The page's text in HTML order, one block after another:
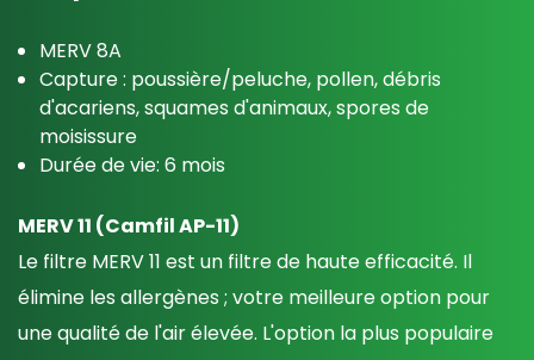
MERV 8A
Capture : poussière/peluche, pollen, débris
d'acariens, squames d'animaux, spores de
moisissure
Durée de vie: 6 mois
MERV 11 (Camfil AP-11)
Le filtre MERV 11 est un filtre de haute efficacité. Il
élimine les allergènes ; votre meilleure option pour
une qualité de l'air élevée. L'option la plus populaire